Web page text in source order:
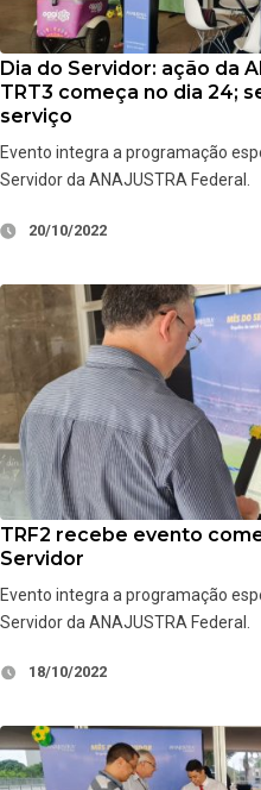
Dia do Servidor: ação da
TRT3 começa no dia 24;
serviço
Evento integra a programação
Servidor da ANAJUSTRA Federal.
20/10/2022
TRF2 recebe evento
Servidor
Evento integra a programação
Servidor da ANAJUSTRA Federal.
18/10/2022